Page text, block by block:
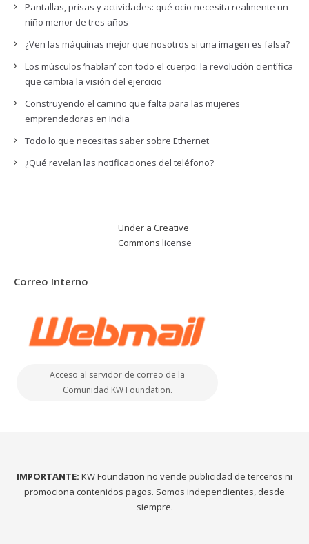
Pantallas, prisas y actividades: qué ocio necesita realmente un
niño menor de tres años
¿Ven las máquinas mejor que nosotros si una imagen es falsa?
Los músculos ‘hablan’ con todo el cuerpo: la revolución científica
que cambia la visión del ejercicio
Construyendo el camino que falta para las mujeres
emprendedoras en India
Todo lo que necesitas saber sobre Ethernet
¿Qué revelan las notificaciones del teléfono?
Under a Creative
Commons license
Correo Interno
Acceso al servidor de correo de la
Comunidad KW Foundation.
IMPORTANTE: KW Foundation no vende publicidad de terceros ni
promociona contenidos pagos. Somos independientes, desde
siempre.